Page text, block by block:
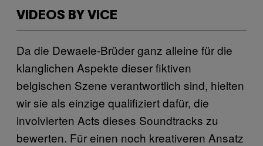
VIDEOS BY VICE
Da die Dewaele-Brüder ganz alleine für die
klanglichen Aspekte dieser fiktiven
belgischen Szene verantwortlich sind, hielten
wir sie als einzige qualifiziert dafür, die
involvierten Acts dieses Soundtracks zu
bewerten. Für einen noch kreativeren Ansatz